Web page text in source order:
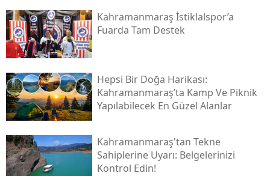
Kahramanmaraş İstiklalspor’a
Fuarda Tam Destek
Hepsi Bir Doğa Harikası:
Kahramanmaraş’ta Kamp Ve Piknik
Yapılabilecek En Güzel Alanlar
Kahramanmaraş'tan Tekne
Sahiplerine Uyarı: Belgelerinizi
Kontrol Edin!